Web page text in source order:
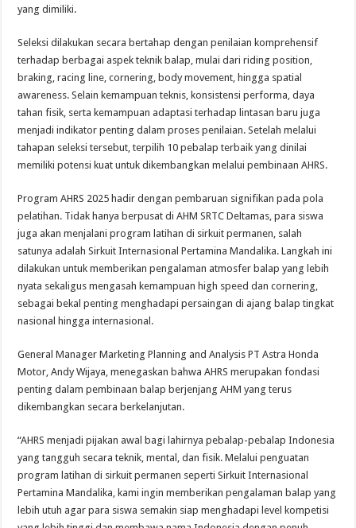
yang dimiliki.
Seleksi dilakukan secara bertahap dengan penilaian komprehensif
terhadap berbagai aspek teknik balap, mulai dari riding position,
braking, racing line, cornering, body movement, hingga spatial
awareness. Selain kemampuan teknis, konsistensi performa, daya
tahan fisik, serta kemampuan adaptasi terhadap lintasan baru juga
menjadi indikator penting dalam proses penilaian. Setelah melalui
tahapan seleksi tersebut, terpilih 10 pebalap terbaik yang dinilai
memiliki potensi kuat untuk dikembangkan melalui pembinaan AHRS.
Program AHRS 2025 hadir dengan pembaruan signifikan pada pola
pelatihan. Tidak hanya berpusat di AHM SRTC Deltamas, para siswa
juga akan menjalani program latihan di sirkuit permanen, salah
satunya adalah Sirkuit Internasional Pertamina Mandalika. Langkah ini
dilakukan untuk memberikan pengalaman atmosfer balap yang lebih
nyata sekaligus mengasah kemampuan high speed dan cornering,
sebagai bekal penting menghadapi persaingan di ajang balap tingkat
nasional hingga internasional.
General Manager Marketing Planning and Analysis PT Astra Honda
Motor, Andy Wijaya, menegaskan bahwa AHRS merupakan fondasi
penting dalam pembinaan balap berjenjang AHM yang terus
dikembangkan secara berkelanjutan.
“AHRS menjadi pijakan awal bagi lahirnya pebalap-pebalap Indonesia
yang tangguh secara teknik, mental, dan fisik. Melalui penguatan
program latihan di sirkuit permanen seperti Sirkuit Internasional
Pertamina Mandalika, kami ingin memberikan pengalaman balap yang
lebih utuh agar para siswa semakin siap menghadapi level kompetisi